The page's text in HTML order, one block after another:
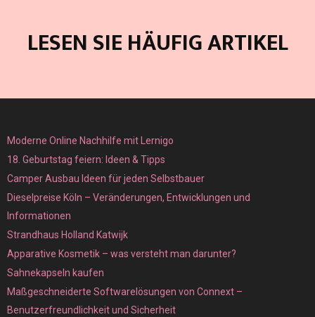
LESEN SIE HÄUFIG ARTIKEL
Moderne Online Nachhilfe mit Lernigo
18. Geburtstag feiern: Ideen & Tipps
Camper Ausbau Ideen für jeden Selbstbauer
Dieselpreise Köln – Veränderungen, Entwicklungen und
Informationen
Strandhaus Holland Katwijk
Apparative Kosmetik – was versteht man darunter?
Sahnekapseln kaufen
Maßgeschneiderte Softwarelösungen von Connext –
Benutzerfreundlichkeit und Sicherheit